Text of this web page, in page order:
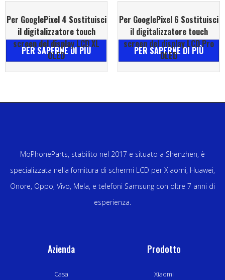
Per GooglePixel 4 Sostituisci
il digitalizzatore touch
screen del display LCD XL
OLED
PER SAPERNE DI PIÙ
Per GooglePixel 6 Sostituisci
il digitalizzatore touch
screen del display LCD Pro
OLED
PER SAPERNE DI PIÙ
MoPhoneParts, stabilito nel 2017 e situato a Shenzhen, è
specializzata nella fornitura di schermi LCD per Xiaomi, Huawei,
Onore, Oppo, Vivo, Mela, e telefoni Samsung con oltre 7 anni di
esperienza.
Azienda
Casa
Prodotto
Xiaomi